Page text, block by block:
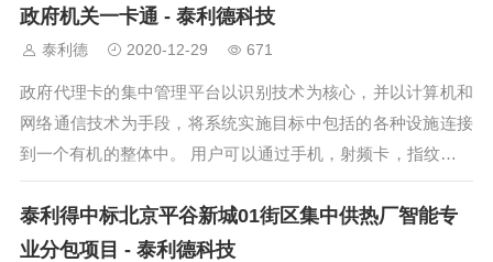
政府机关一卡通 - 泰利德科技
泰利德 2020-12-29 671
政府代理卡的集中管理平台以识别技术为核心，并以计算机和
网络通信技术为手段，将系统实施目标中包括的各种设施连接
到一个有机的整体中。 用户可以通过手机，射频卡，指纹或密
码等识别方法来完成各种活动...
泰利得中标北京平谷新城01街区集中供热厂智能专
业分包项目 - 泰利德科技